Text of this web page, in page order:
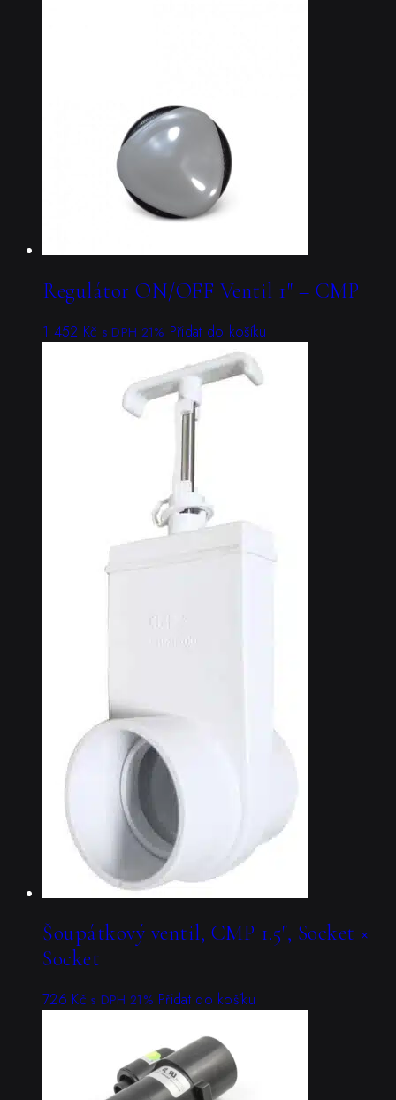
Regulátor ON/OFF Ventil 1″ – CMP
1 452 Kč s DPH 21% Přidat do košíku
Šoupátkový ventil, CMP 1.5″, Socket ×
Socket
726 Kč s DPH 21% Přidat do košíku